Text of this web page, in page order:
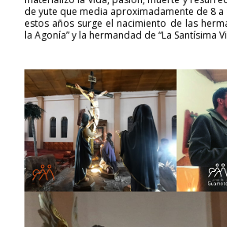
de yute que media aproximadamente de 8 a
estos años surge el nacimiento de las
la Agonía” y la hermandad de “La Santísima